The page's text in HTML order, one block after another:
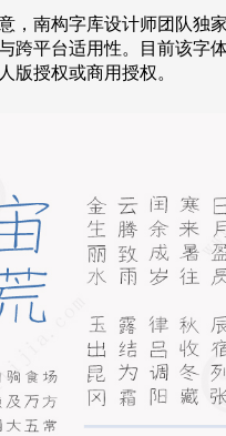
，南构字库设计师团队独
跨平台适用性。目前该字
授权或商用授权。